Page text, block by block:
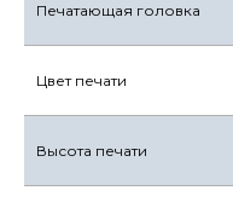
Печатающая головка
Цвет печати
Высота печати